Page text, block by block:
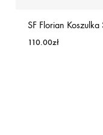
SF Florian
110.00zł